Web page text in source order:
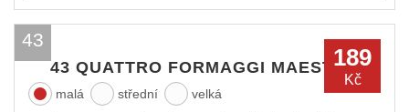
189
Kč
43 QUATTRO FORMAGGI MAESTRO
malá střední velká
43